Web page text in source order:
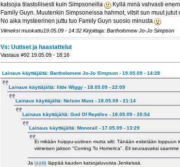
katsojia tilastollisesti kuin Simpsoneilla
Kyllä minä vahvasti
Family Guyn. Muutenkin Simpsoneissa hahmot, vitsit sun muut
No aika mysteerinen juttu tuo Family Guyn suosio minusta
Viimeksi muokattu19.05.09 - 14:32 Kirjoittaja: Bartholomew Jo-Jo Simpson
Vs: Uutiset ja haastattelut
Vastaus #92 19.05.09 - 18:16
Lainaus käyttäjältä: Bartholomew Jo-Jo Simpson - 19.05.09 - 14:28
Lainaus käyttäjältä: little Wiggy - 18.05.09 - 22:09
Lainaus käyttäjältä: Nelson Munz - 18.05.09 - 21:14
Lainaus käyttäjältä: God Of Reptiles - 18.05.09 - 20:54
Lainaus käyttäjältä: Monorail - 17.05.09 - 13:29
Ei mikään huippu-uutinen mutta silti: Tänään esitetään loppuun
viimeisen jakson "Coming To Homerica". Eli seuraavaksi
Ja täällä läppää kauden katsojaluvuista Jenkeissä.